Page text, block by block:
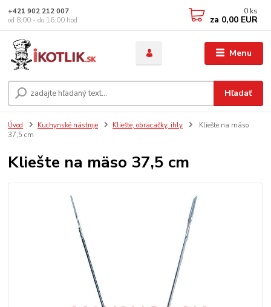
Menu
Hľadať
+421 902 212 007
od 8:00 - do 16:00 hod
0 ks
za 0,00 EUR
Úvod Kuchynské nástroje Kliešte, obracačky, ihly
Kliešte na mäso
37,5 cm
Kliešte na mäso 37,5 cm